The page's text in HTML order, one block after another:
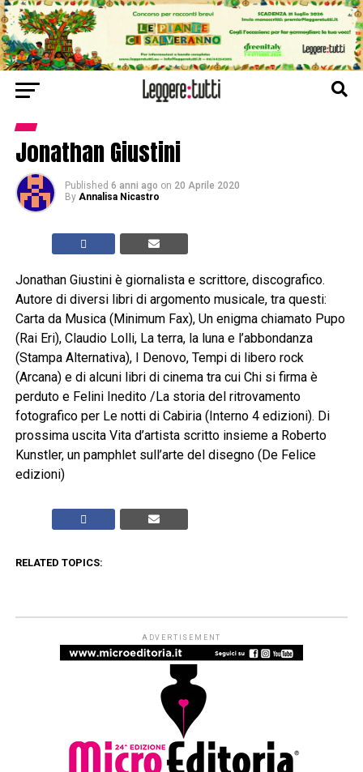
Jonathan Giustini
Published 6 anni ago on 20 Aprile 2020
By Annalisa Nicastro
Jonathan Giustini è giornalista e scrittore, discografico.
Autore di diversi libri di argomento musicale, tra questi:
Carta da Musica (Minimum Fax), Un enigma chiamato Pupo
(Rai Eri), Claudio Lolli, La terra, la luna e l’abbondanza
(Stampa Alternativa), I Denovo, Tempi di libero rock
(Arcana) e di alcuni libri di cinema tra cui Chi si firma è
perduto e Felini Inedito /La storia del ritrovamento
fotografico per Le notti di Cabiria (Interno 4 edizioni). Di
prossima uscita Vita d’artista scritto insieme a Roberto
Kunstler, un pamphlet sull’arte del disegno (De Felice
edizioni)
RELATED TOPICS:
ADVERTISEMENT